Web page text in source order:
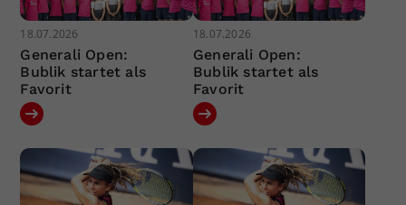
18.07.2026
Generali Open:
Bublik startet als
Favorit
18.07.2026
Generali Open:
Bublik startet als
Favorit